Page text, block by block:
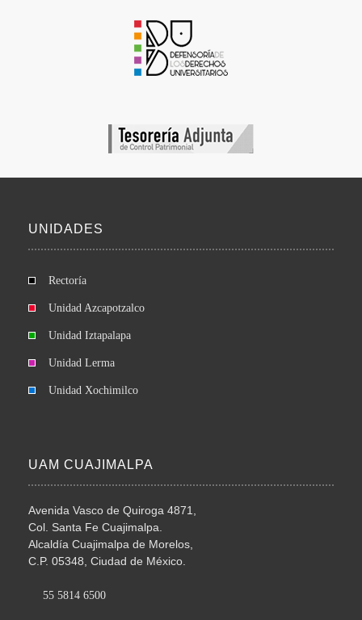
UNIDADES
Rectoría
Unidad Azcapotzalco
Unidad Iztapalapa
Unidad Lerma
Unidad Xochimilco
UAM CUAJIMALPA
Avenida Vasco de Quiroga 4871,
Col. Santa Fe Cuajimalpa.
Alcaldía Cuajimalpa de Morelos,
C.P. 05348, Ciudad de México.
55 5814 6500